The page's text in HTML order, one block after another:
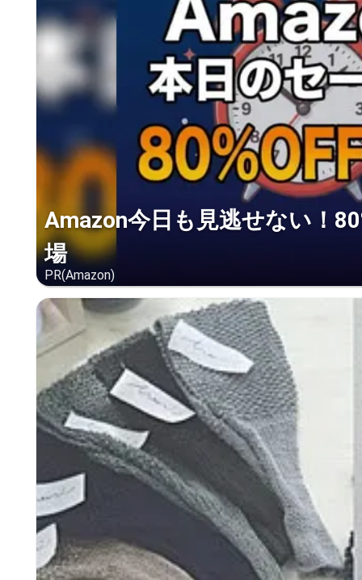
Amazon今日も見逃せない！
場
PR(Amazon)